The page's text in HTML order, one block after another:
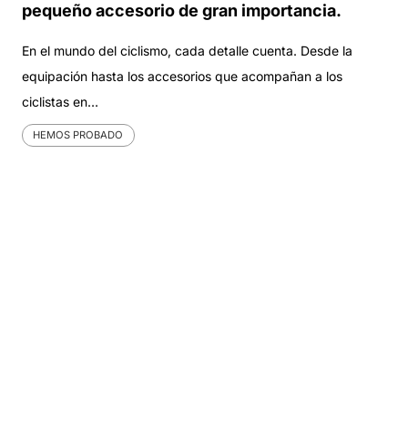
pequeño accesorio de gran importancia.
En el mundo del ciclismo, cada detalle cuenta. Desde la
equipación hasta los accesorios que acompañan a los
ciclistas en…
HEMOS PROBADO